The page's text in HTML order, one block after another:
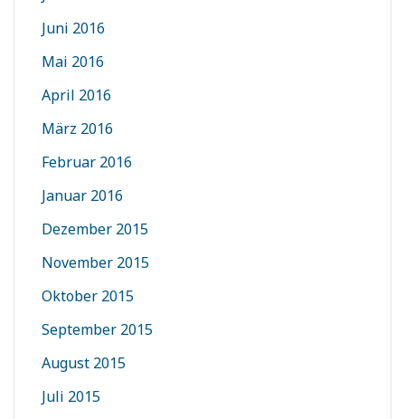
Juni 2016
Mai 2016
April 2016
März 2016
Februar 2016
Januar 2016
Dezember 2015
November 2015
Oktober 2015
September 2015
August 2015
Juli 2015